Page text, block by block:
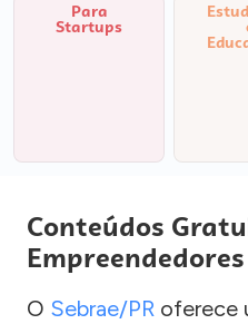
Para
Startups
Conteúdos
O Sebrae/PR oferece